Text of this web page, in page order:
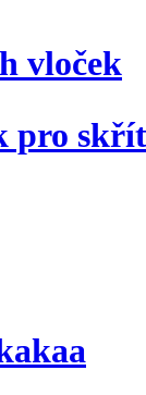
vloček
pro